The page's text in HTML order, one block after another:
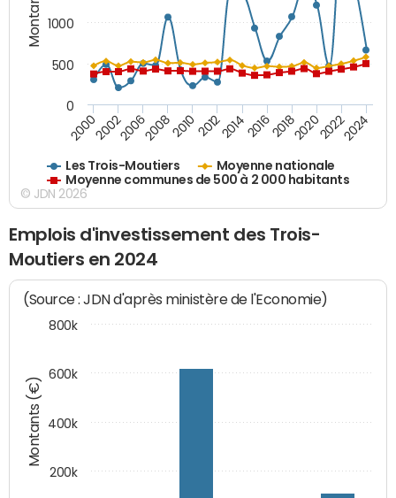
Les Trois-Moutiers
Moyenne nationale
Moyenne communes de 500 à 2 000 habitants
200020022006200820102012201420162018202020222024
0
500
1000
© JDN 2026
Emplois d'investissement des Trois-
Moutiers en 2024
Montants (€)
(Source : JDN d'après ministère de l'Economie)
200k
400k
600k
800k